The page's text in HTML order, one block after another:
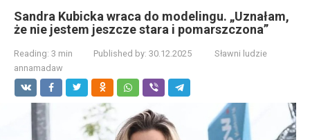
Sandra Kubicka wraca do modelingu. „Uznałam,
że nie jestem jeszcze stara i pomarszczona”
Reading: 3 min Published by: 30.12.2025
Sławni ludzie
annamadaw